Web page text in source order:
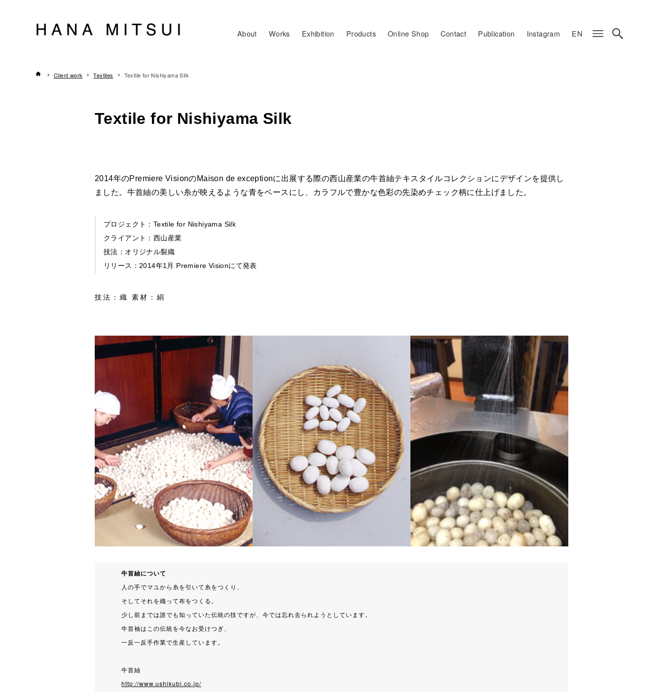
About Works Exhibition Products Online Shop Contact Publication Instagram EN
Client work Textiles Textile for Nishiyama Silk
Textile for Nishiyama Silk
2014年のPremiere VisionのMaison de exceptionに出展する際の西山産業の牛首紬テキスタイルコレクションにデザインを提供し
ました。牛首紬の美しい糸が映えるような青をベースにし、カラフルで豊かな色彩の先染めチェック柄に仕上げました。
プロジェクト：Textile for Nishiyama Silk
クライアント：西山産業
技法：オリジナル裂織
リリース：2014年1月 Premiere Visionにて発表
技法：織 素材：絹
牛首紬について
人の手でマユから糸を引いて糸をつくり、
そしてそれを織って布をつくる。
少し前までは誰でも知っていた伝統の技ですが、今では忘れ去られようとしています。
牛首袖はこの伝統を今なお受けつぎ、
一反一反手作業で生産しています。
牛首紬
http://www.ushikubi.co.jp/